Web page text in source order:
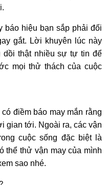
báo hiệu bạn sắp phải đối
gắt. Lời khuyên lúc này
dồi thật nhiều sự tự tin để
mọi thử thách của cuộc
điềm báo may mắn rằng
gian tới. Ngoài ra, các vận
cuộc sống đặc biệt là
thể thử vận may của mình
sao nhé.